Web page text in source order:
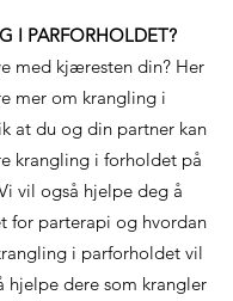
I PARFORHOLDET?
med kjæresten din? Her
mer om krangling i
at du og din partner kan
krangling i forholdet på
vil også hjelpe deg å
for parterapi og hvordan
i parforholdet vil
hjelpe dere som krangler